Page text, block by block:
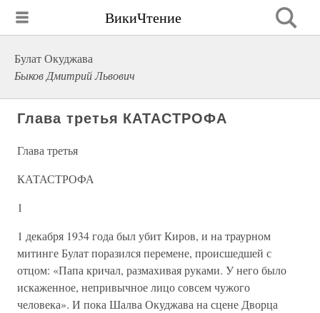
ВикиЧтение
Булат Окуджава
Быков Дмитрий Львович
Глава третья КАТАСТРОФА
Глава третья
КАТАСТРОФА
1
1 декабря 1934 года был убит Киров, и на траурном
митинге Булат поразился перемене, происшедшей с
отцом: «Папа кричал, размахивая руками. У него было
искаженное, непривычное лицо совсем чужого
человека». И пока Шалва Окуджава на сцене Дворца